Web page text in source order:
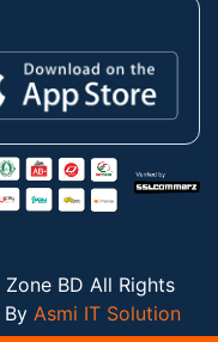
BD All Rights
By Asmi IT Solution